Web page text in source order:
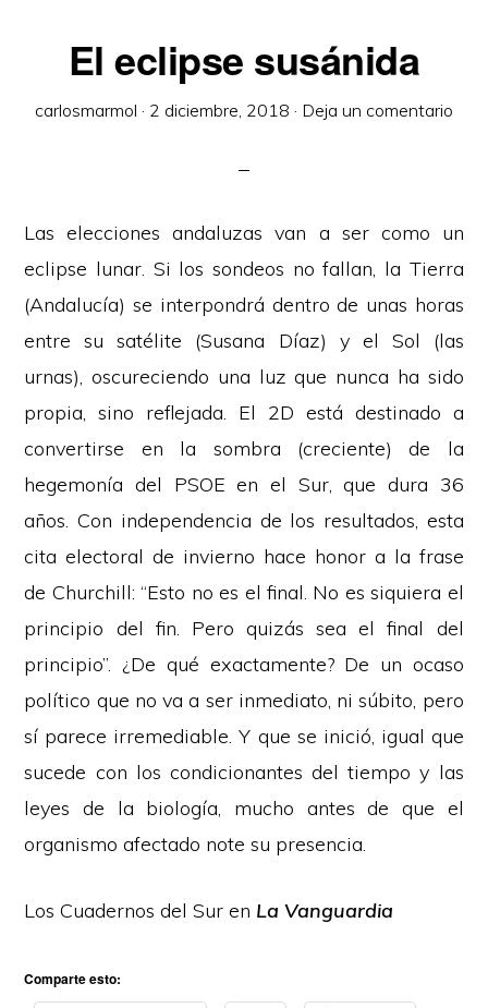
El eclipse susánida
carlosmarmol · 2 diciembre, 2018 · Deja un comentario
Las elecciones andaluzas van a ser como un
eclipse lunar. Si los sondeos no fallan, la Tierra
(Andalucía) se interpondrá dentro de unas horas
entre su satélite (Susana Díaz) y el Sol (las
urnas), oscureciendo una luz que nunca ha sido
propia, sino reflejada. El 2D está destinado a
convertirse en la sombra (creciente) de la
hegemonía del PSOE en el Sur, que dura 36
años. Con independencia de los resultados, esta
cita electoral de invierno hace honor a la frase
de Churchill: “Esto no es el final. No es siquiera el
principio del fin. Pero quizás sea el final del
principio”. ¿De qué exactamente? De un ocaso
político que no va a ser inmediato, ni súbito, pero
sí parece irremediable. Y que se inició, igual que
sucede con los condicionantes del tiempo y las
leyes de la biología, mucho antes de que el
organismo afectado note su presencia.
Los Cuadernos del Sur en La Vanguardia
Comparte esto: